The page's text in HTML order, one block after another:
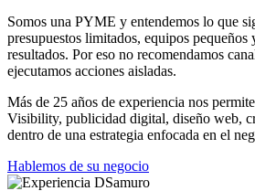
Somos una PYME y entendemos lo que
presupuestos limitados, equipos
resultados. Por eso no recomendamos
ejecutamos acciones aisladas.
Más de 25 años de experiencia nos
Visibility, publicidad digital, diseño web,
dentro de una estrategia enfocada en el
Hablemos de su negocio